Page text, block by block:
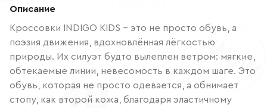
Описание
Кроссовки INDIGO KIDS – это не просто обувь, а
поэзия движения, вдохновлённая лёгкостью
природы. Их силуэт будто вылеплен ветром: мягкие,
обтекаемые линии, невесомость в каждом шаге. Это
обувь, которая не просто одевается, а обнимает
стопу, как второй кожа, благодаря эластичному